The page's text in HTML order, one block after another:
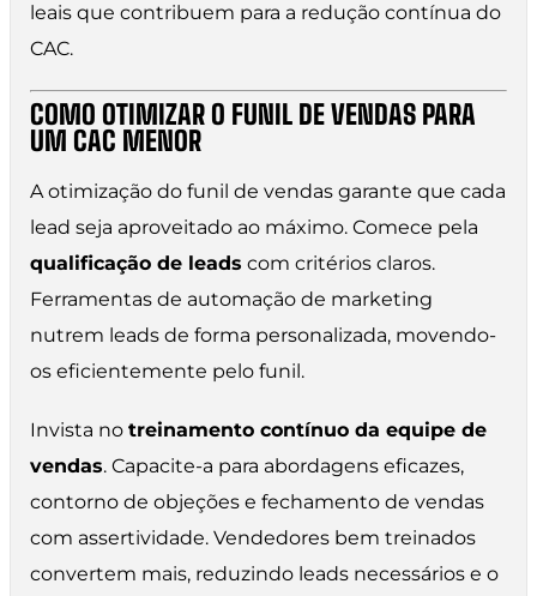
leais que contribuem para a redução contínua do
CAC.
COMO OTIMIZAR O FUNIL DE VENDAS PARA
UM CAC MENOR
A otimização do funil de vendas garante que cada
lead seja aproveitado ao máximo. Comece pela
qualificação de leads com critérios claros.
Ferramentas de automação de marketing
nutrem leads de forma personalizada, movendo-
os eficientemente pelo funil.
Invista no treinamento contínuo da equipe de
vendas. Capacite-a para abordagens eficazes,
contorno de objeções e fechamento de vendas
com assertividade. Vendedores bem treinados
convertem mais, reduzindo leads necessários e o